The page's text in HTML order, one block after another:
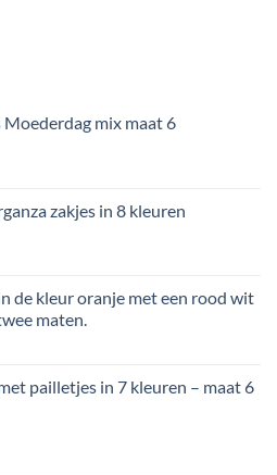
Moederdag mix maat 6
zakjes in 8 kleuren
de kleur oranje met een rood wit
maten.
pailletjes in 7 kleuren – maat 6